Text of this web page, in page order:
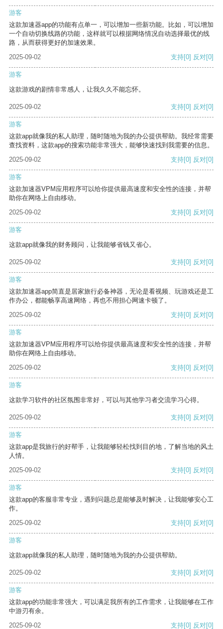
游客
这款加速器app的功能有点单一，可以增加一些新功能。比如，可以增加
一个自动切换线路的功能，这样就可以根据网络情况自动选择最优的线
路，从而获得更好的加速效果。
2025-09-02
支持[0] 反对[0]
游客
这款游戏的剧情非常感人，让我久久不能忘怀。
2025-09-02 支持[0] 反对[0]
游客
这款app就像我的私人助理，随时随地为我的办公提供帮助。我经常需要
查找资料，这款app的搜索功能非常强大，能够快速找到我需要的信息。
2025-09-02
支持[0] 反对[0]
游客
这款加速器VPM应用程序可以给你提供最高速度和安全性的连接，并帮
助你在网络上自由移动。
2025-09-02
支持[0] 反对[0]
游客
这款app就像我的财务顾问，让我能够省钱又省心。
2025-09-02 支持[0] 反对[0]
游客
这款加速器app简直是居家旅行必备神器，无论是看视频、玩游戏还是工
作办公，都能畅享高速网络，再也不用担心网速卡顿了。
2025-09-02
支持[0] 反对[0]
游客
这款加速器VPM应用程序可以给你提供最高速度和安全性的连接，并帮
助你在网络上自由移动。
2025-09-02
支持[0] 反对[0]
游客
这款学习软件的社区氛围非常好，可以与其他学习者交流学习心得。
2025-09-02 支持[0] 反对[0]
游客
这款app是我旅行的好帮手，让我能够轻松找到目的地，了解当地的风土
人情。
2025-09-02
支持[0] 反对[0]
游客
这款app的客服非常专业，遇到问题总是能够及时解决，让我能够安心工
作。
2025-09-02
支持[0] 反对[0]
游客
这款app就像我的私人助理，随时随地为我的办公提供帮助。
2025-09-02 支持[0] 反对[0]
游客
这款app的功能非常强大，可以满足我所有的工作需求，让我能够在工作
中游刃有余。
2025-09-02
支持[0] 反对[0]